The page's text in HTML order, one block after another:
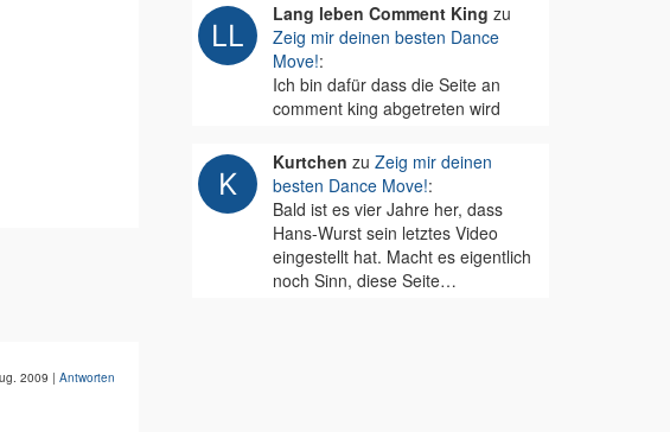
2009 | Antworten
Lang leben Comment King zu
Zeig mir deinen besten Dance
Move!:
Ich bin dafür dass die Seite an
comment king abgetreten wird
Kurtchen zu Zeig mir deinen
besten Dance Move!:
Bald ist es vier Jahre her, dass
Hans-Wurst sein letztes Video
eingestellt hat. Macht es eigentlich
noch Sinn, diese Seite…